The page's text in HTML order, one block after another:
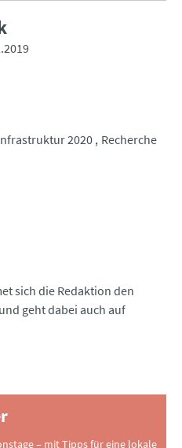
2020 Recherche
sich die Redaktion den
geht dabei auch auf
– mit Tipps für eine lokale